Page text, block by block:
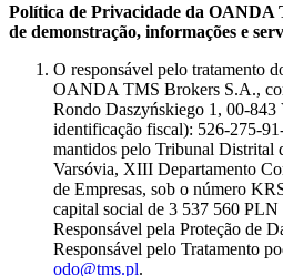
Política de Privacidade da OANDA
de demonstração, informações e
O responsável pelo tratamento
OANDA TMS Brokers S.A.,
Rondo Daszyńskiego 1, 00-843
identificação fiscal): 526-275-
mantidos pelo Tribunal Distrital
Varsóvia, XIII Departamento
de Empresas, sob o número
capital social de 3 537 560
Responsável pela Proteção de
Responsável pelo Tratamento
odo@tms.pl.